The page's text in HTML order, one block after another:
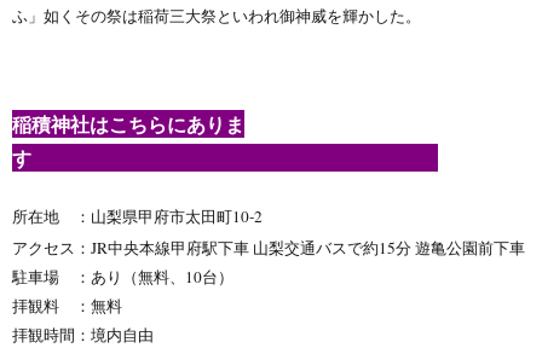
ふ」如くその祭は稲荷三大祭といわれ御神威を輝かした。
稲積神社はこちらにありま
す
所在地 ：山梨県甲府市太田町10-2
アクセス：JR中央本線甲府駅下車 山梨交通バスで約15分 遊亀公園前下車
駐車場 ：あり（無料、10台）
拝観料 ：無料
拝観時間：境内自由